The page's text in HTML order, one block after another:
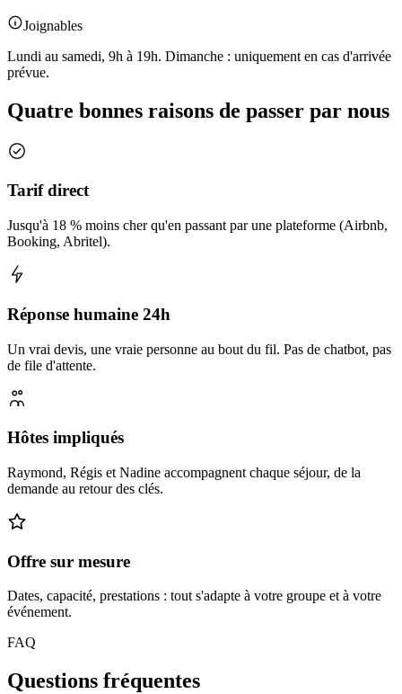
Joignables
Lundi au samedi, 9h à 19h. Dimanche : uniquement en cas d'arrivée
prévue.
Quatre bonnes raisons de passer par nous
Tarif direct
Jusqu'à 18 % moins cher qu'en passant par une plateforme (Airbnb,
Booking, Abritel).
Réponse humaine 24h
Un vrai devis, une vraie personne au bout du fil. Pas de chatbot, pas
de file d'attente.
Hôtes impliqués
Raymond, Régis et Nadine accompagnent chaque séjour, de la
demande au retour des clés.
Offre sur mesure
Dates, capacité, prestations : tout s'adapte à votre groupe et à votre
événement.
FAQ
Questions fréquentes